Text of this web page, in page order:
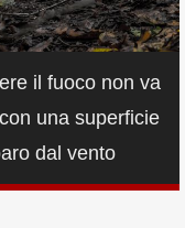
il fuoco non va
una superficie
dal vento